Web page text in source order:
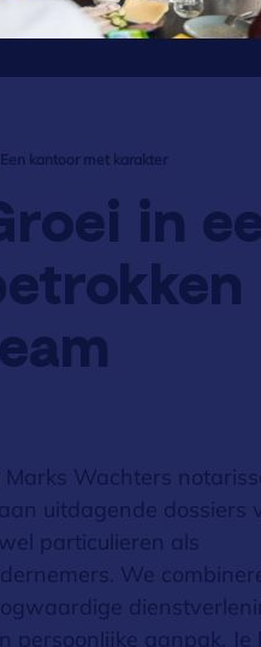
Een kantoor met karakter
in
Marks Wachters
uitdagende dossiers
particulieren als
We
persoonlijke aanpak. Je